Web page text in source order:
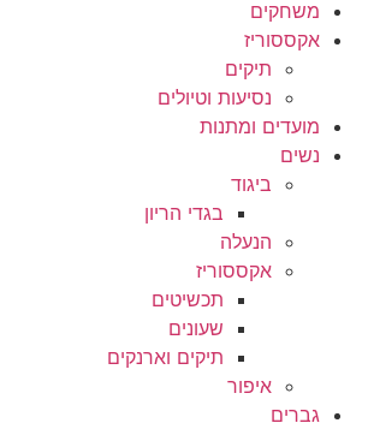
משחקים
אקססוריז
תיקים
נסיעות וטיולים
מועדים ומתנות
נשים
ביגוד
בגדי הריון
הנעלה
אקססוריז
תכשיטים
שעונים
תיקים וארנקים
איפור
גברים